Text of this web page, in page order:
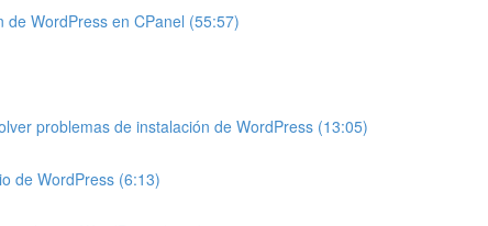
de WordPress en CPanel (55:57)
problemas de instalación de WordPress (13:05)
de WordPress (6:13)